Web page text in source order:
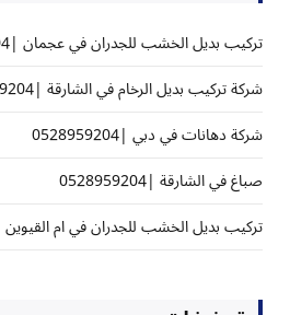
تركيب بديل الخشب للجدران في عجمان |0528959204
شركة تركيب بديل الرخام في الشارقة |0528959204
شركة دهانات في دبي |0528959204
صباغ في الشارقة |0528959204
تركيب بديل الخشب للجدران في ام القيوين